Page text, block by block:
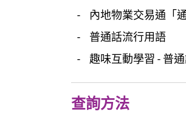
內地物業交易通「
普通話流行用語
趣味互動學習 - 普
查詢方法